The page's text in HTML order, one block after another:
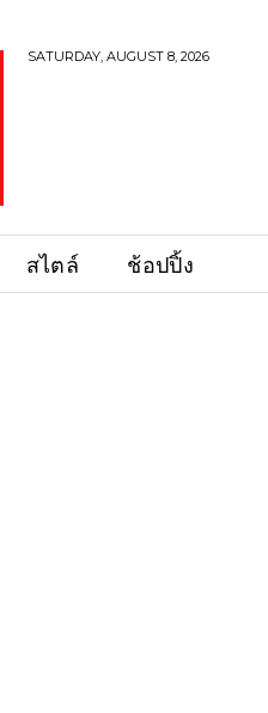
SATURDAY, AUGUST 8, 2026
สไตล์ ช้อปปิ้ง